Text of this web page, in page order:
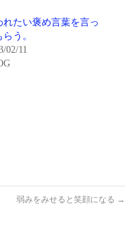
れたい褒め言葉を言っ
う。
02/11
弱みをみせると笑顔になる →